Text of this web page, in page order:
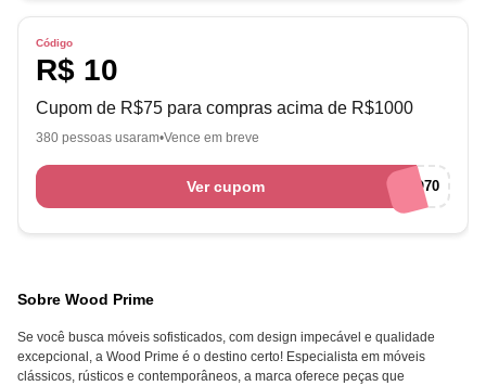
Código
R$ 10
Cupom de R$75 para compras acima de R$1000
380 pessoas usaram Vence em breve
Ver cupom BEMVINDO70
Sobre Wood Prime
Se você busca móveis sofisticados, com design impecável e qualidade
excepcional, a Wood Prime é o destino certo! Especialista em móveis
clássicos, rústicos e contemporâneos, a marca oferece peças que